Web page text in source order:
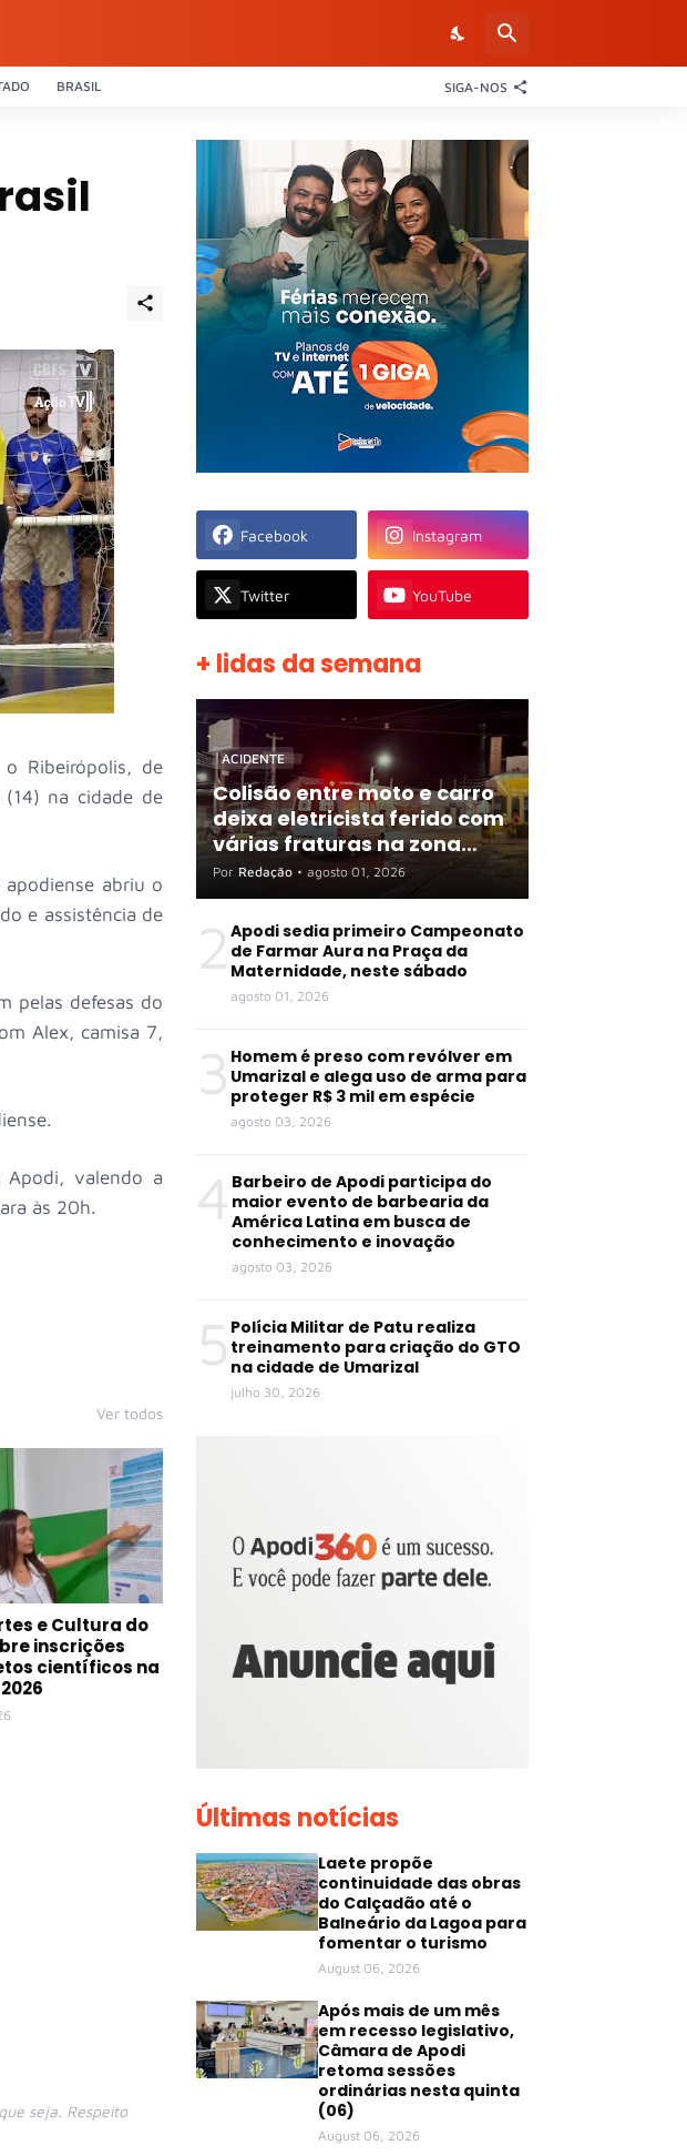
BRASIL SIGA-NOS
Ribeirópolis, de
na cidade de
abriu o
e assistência de
pelas defesas do
Alex, camisa 7,
valendo a
às 20h.
Ver todos
e Cultura do
inscrições
científicos na
seja. Respeito
Facebook Instagram
Twitter YouTube
+ lidas da semana
ACIDENTE
Colisão entre moto e carro
deixa eletricista ferido com
várias fraturas na zona
rural de Apodi
Por Redação • agosto 01, 2026
2 Apodi sedia primeiro Campeonato
de Farmar Aura na Praça da
Maternidade, neste sábado
agosto 01, 2026
3 Homem é preso com revólver em
Umarizal e alega uso de arma para
proteger R$ 3 mil em espécie
agosto 03, 2026
4 Barbeiro de Apodi participa do
maior evento de barbearia da
América Latina em busca de
conhecimento e inovação
agosto 03, 2026
5 Polícia Militar de Patu realiza
treinamento para criação do GTO
na cidade de Umarizal
julho 30, 2026
Últimas notícias
Laete propõe
continuidade das obras
do Calçadão até o
Balneário da Lagoa para
fomentar o turismo
August 06, 2026
Após mais de um mês
em recesso legislativo,
Câmara de Apodi
retoma sessões
ordinárias nesta quinta
(06)
August 06, 2026